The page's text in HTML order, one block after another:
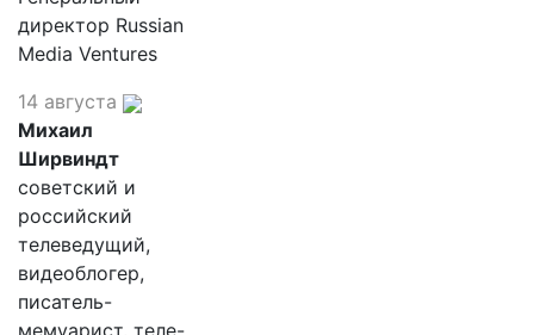
директор Russian
Media Ventures
14 августа
Михаил
Ширвиндт
советский и
российский
телеведущий,
видеоблогер,
писатель-
мемуарист, теле-